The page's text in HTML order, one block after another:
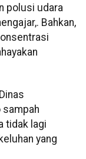
polusi udara
Bahkan,
sampah
tidak lagi
yang